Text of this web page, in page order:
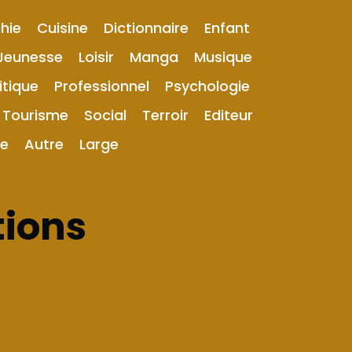
Cuisine Dictionnaire
Enfant
Loisir Manga
Musique
Professionnel
Psychologie
Tourisme Social Terroir
Editeur
Autre Large